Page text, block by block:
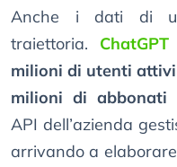
Anche i dati di
traiettoria. ChatGPT
milioni di utenti
milioni di abbonati
API dell’azienda
arrivando a